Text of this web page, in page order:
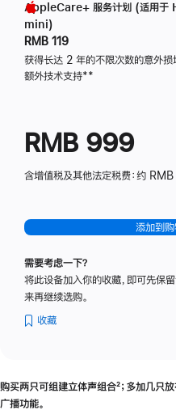
AppleCare+ 服务计划 (适用于
mini)
RMB 119
获得长达 2 年的不限次数的意外损
额外技术支持脚
**
RMB 999
含增值税及其他法定税费：约 RMB
添加到
需要考虑一下？
将此设备加入你的收藏，即可先保
来再继续选购。
收藏
购买两只可组建立体声组合脚
²；多加几只
广播功能。